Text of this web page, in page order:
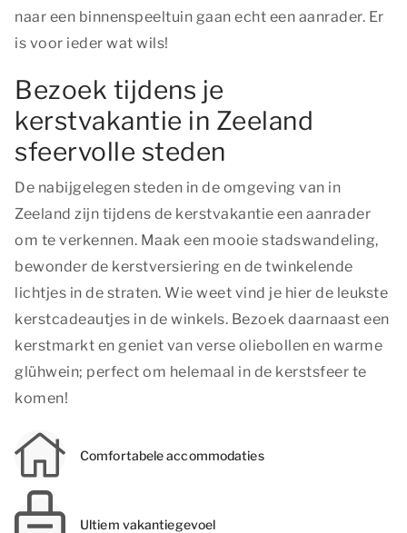
naar een binnenspeeltuin gaan echt een aanrader. Er
is voor ieder wat wils!
Bezoek tijdens je
kerstvakantie in Zeeland
sfeervolle steden
De nabijgelegen steden in de omgeving van in
Zeeland zijn tijdens de kerstvakantie een aanrader
om te verkennen. Maak een mooie stadswandeling,
bewonder de kerstversiering en de twinkelende
lichtjes in de straten. Wie weet vind je hier de leukste
kerstcadeautjes in de winkels. Bezoek daarnaast een
kerstmarkt en geniet van verse oliebollen en warme
glühwein; perfect om helemaal in de kerstsfeer te
komen!
Comfortabele accommodaties
Ultiem vakantiegevoel